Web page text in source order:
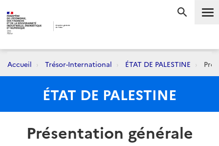
Accueil Trésor-International ÉTAT DE PALESTINE
ÉTAT DE PALESTINE
Présentation générale